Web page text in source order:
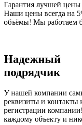
Гарантия лучшей
Наши цены всегда на
объёмы! Мы работаем
Надежный
подрядчик
У нашей компании
реквизиты и контакты
регистрации
каждому объекту и